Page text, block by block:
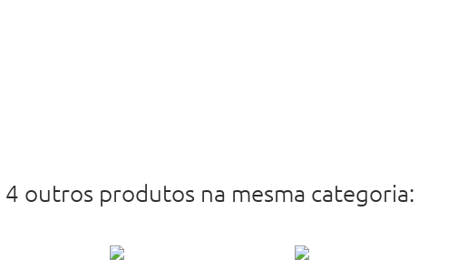
4 outros produtos na mesma categoria: